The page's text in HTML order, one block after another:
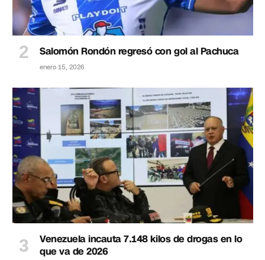
Salomón Rondón regresó con gol al Pachuca
enero 15, 2026
Venezuela incauta 7.148 kilos de drogas en lo
que va de 2026